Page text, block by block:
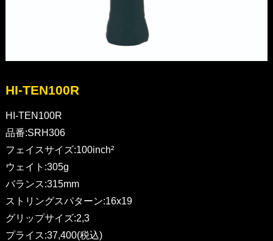
HI-TEN100R
HI-TEN100R
品番:SRH306
フェイスサイズ:100inch²
ウェイト:305g
バランス:315mm
ストリングスパターン:16x19
グリップサイズ:2,3
プライス:37,400(税込)